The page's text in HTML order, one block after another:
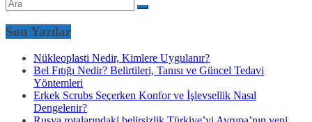
Son Yazılar
Nükleoplasti Nedir, Kimlere Uygulanır?
Bel Fıtığı Nedir? Belirtileri, Tanısı ve Güncel Tedavi
Yöntemleri
Erkek Scrubs Seçerken Konfor ve İşlevsellik Nasıl
Dengelenir?